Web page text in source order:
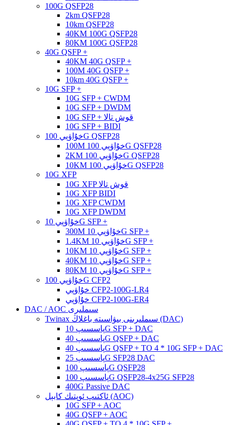
100G QSFP28
2km QSFP28
10km QSFP28
40KM 100G QSFP28
80KM 100G QSFP28
40G QSFP +
40KM 40G QSFP +
100M 40G QSFP +
10km 40G QSFP +
10G SFP +
10G SFP + CWDM
10G SFP + DWDM
10G SFP + قوش تالا
10G SFP + BIDI
خۇاۋېي 100G QSFP28
100M خۇاۋېي 100G QSFP28
2KM خۇاۋېي 100G QSFP28
10KM خۇاۋېي 100G QSFP28
10G XFP
10G XFP قوش تالا
10G XFP BIDI
10G XFP CWDM
10G XFP DWDM
خۇاۋېي 10G SFP +
300M خۇاۋېي 10G SFP +
1.4KM خۇاۋېي 10G SFP +
10KM خۇاۋېي 10G SFP +
40KM خۇاۋېي 10G SFP +
80KM خۇاۋېي 10G SFP +
خۇاۋېي 100G CFP2
خۇاۋېي CFP2-100G-LR4
خۇاۋېي CFP2-100G-ER4
DAC / AOC سىملىرى
Twinax سىملىرىنى بىۋاسىتە باغلاڭ (DAC)
پاسسىپ 10G SFP + DAC
پاسسىپ 40G QSFP + DAC
پاسسىپ 40G QSFP + TO 4 * 10G SFP + DAC
پاسسىپ 25G SFP28 DAC
پاسسىپ 100G QSFP28
پاسسىپ 100G QSFP28-4x25G SFP28
400G Passive DAC
ئاكتىپ ئوپتىك كابېل (AOC)
10G SFP + AOC
40G QSFP + AOC